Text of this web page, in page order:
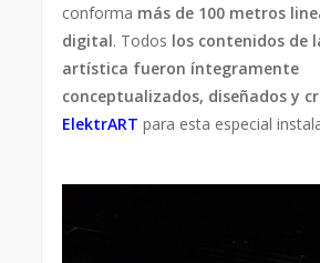
conforma más de 100 metros
digital. Todos los contenidos de
artística fueron íntegramente
conceptualizados, diseñados y
ElektrART para esta especial